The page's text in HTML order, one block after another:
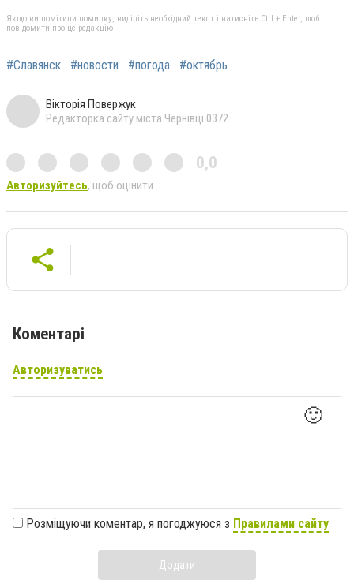
Якщо ви помітили помилку, виділіть необхідний текст і натисніть Ctrl + Enter, щоб
повідомити про це редакцію
#Славянск #новости #погода #октябрь
Вікторія Повержук
Редакторка сайту міста Чернівці 0372
0,0
Авторизуйтесь, щоб оцінити
Коментарі
Авторизуватись
🙂
Розміщуючи коментар, я погоджуюся з Правилами сайту
Додати